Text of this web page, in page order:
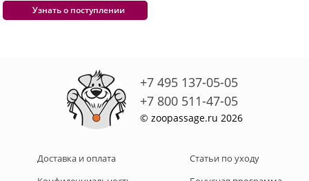
Узнать о поступлении
+7 495 137-05-05
+7 800 511-47-05
© zoopassage.ru 2026
Доставка и оплата
Статьи по уходу